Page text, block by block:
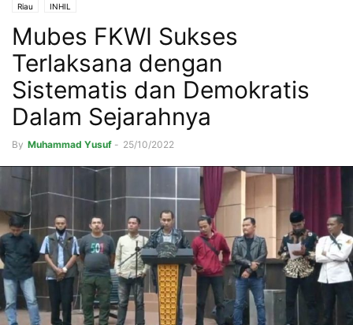
Riau INHIL
Mubes FKWI Sukses
Terlaksana dengan
Sistematis dan Demokratis
Dalam Sejarahnya
By Muhammad Yusuf - 25/10/2022